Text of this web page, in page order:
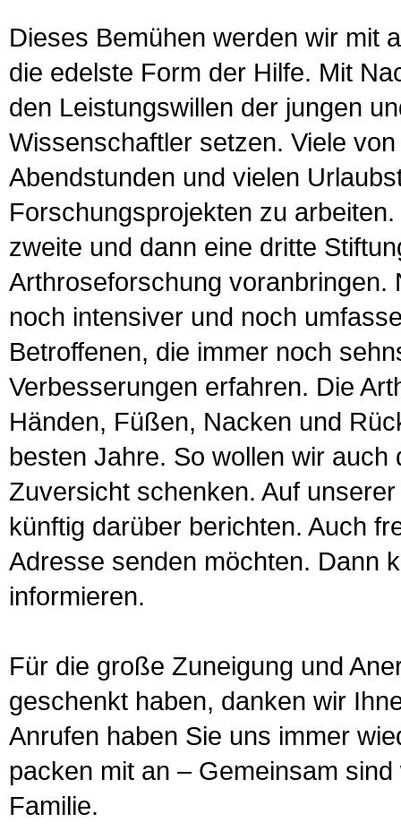
Dieses Bemühen werden wir mit
die edelste Form der Hilfe. Mit
den Leistungswillen der jungen
Wissenschaftler setzen. Viele
Abendstunden und vielen
Forschungsprojekten zu
zweite und dann eine dritte
Arthroseforschung voranbringen.
noch intensiver und noch
Betroffenen, die immer noch
Verbesserungen erfahren. Die
Händen, Füßen, Nacken und
besten Jahre. So wollen wir
Zuversicht schenken. Auf
künftig darüber berichten. Auch
Adresse senden möchten. Dann
informieren.
Für die große Zuneigung und
geschenkt haben, danken wir
Anrufen haben Sie uns immer
packen mit an – Gemeinsam
Familie.